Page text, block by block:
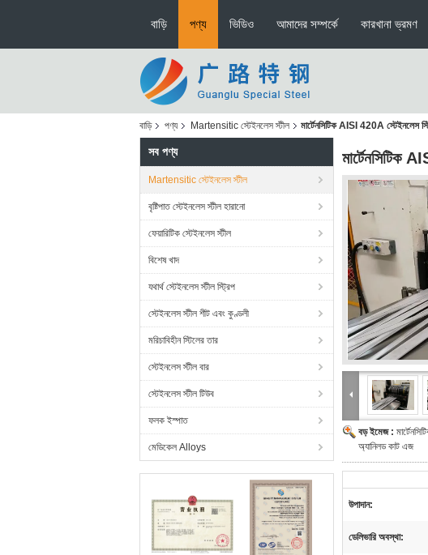
বাড়ি পণ্য ভিডিও আমাদের সম্পর্কে কারখানা ভ্রমণ
বাড়ি পণ্য Martensitic স্টেইনলেস স্টীল মার্টেনসিটিক AISI 420A স্টেইনলেস
সব পণ্য
Martensitic স্টেইনলেস স্টীল
বৃষ্টিপাত স্টেইনলেস স্টীল হারানো
ফেয়ারিটিক স্টেইনলেস স্টীল
বিশেষ খাদ
যথার্থ স্টেইনলেস স্টীল স্ট্রিপ
স্টেইনলেস স্টীল শীট এবং কুণ্ডলী
মরিচাবিহীন স্টিলের তার
স্টেইনলেস স্টীল বার
স্টেইনলেস স্টীল টিউব
ফলক ইস্পাত
মেডিকেল Alloys
মার্টেনসিটিক
বড় ইমেজ :
অ্যানিলড কাট এজ
উপাদান:
ডেলিভারি অবস্থা: